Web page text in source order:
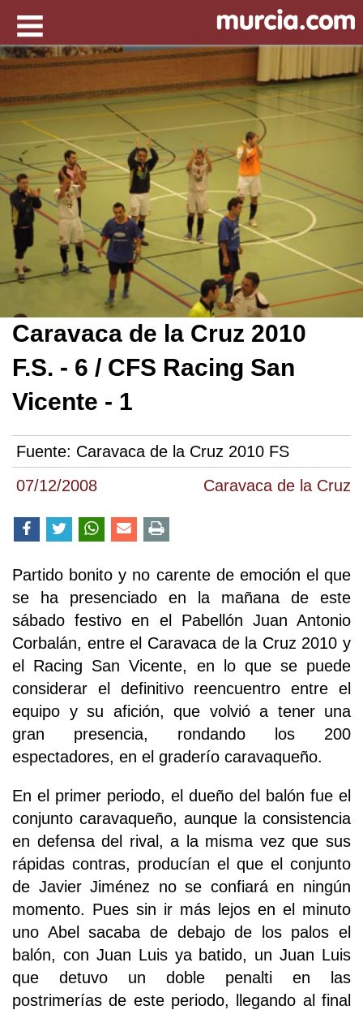
07/12/2008 Caravaca de la Cruz
Caravaca de la Cruz 2010
F.S. - 6 / CFS Racing San
Vicente - 1
Fuente: Caravaca de la Cruz 2010 FS
Partido bonito y no carente de emoción el que
se ha presenciado en la mañana de este
sábado festivo en el Pabellón Juan Antonio
Corbalán, entre el Caravaca de la Cruz 2010 y
el Racing San Vicente, en lo que se puede
considerar el definitivo reencuentro entre el
equipo y su afición, que volvió a tener una
gran presencia, rondando los 200
espectadores, en el graderío caravaqueño.
En el primer periodo, el dueño del balón fue el
conjunto caravaqueño, aunque la consistencia
en defensa del rival, a la misma vez que sus
rápidas contras, producían el que el conjunto
de Javier Jiménez no se confiará en ningún
momento. Pues sin ir más lejos en el minuto
uno Abel sacaba de debajo de los palos el
balón, con Juan Luis ya batido, un Juan Luis
que detuvo un doble penalti en las
postrimerías de este periodo, llegando al final